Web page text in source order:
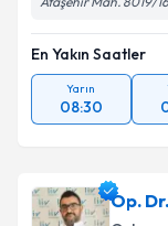
En Yakın Saatler
Yarın
08:30
Op.